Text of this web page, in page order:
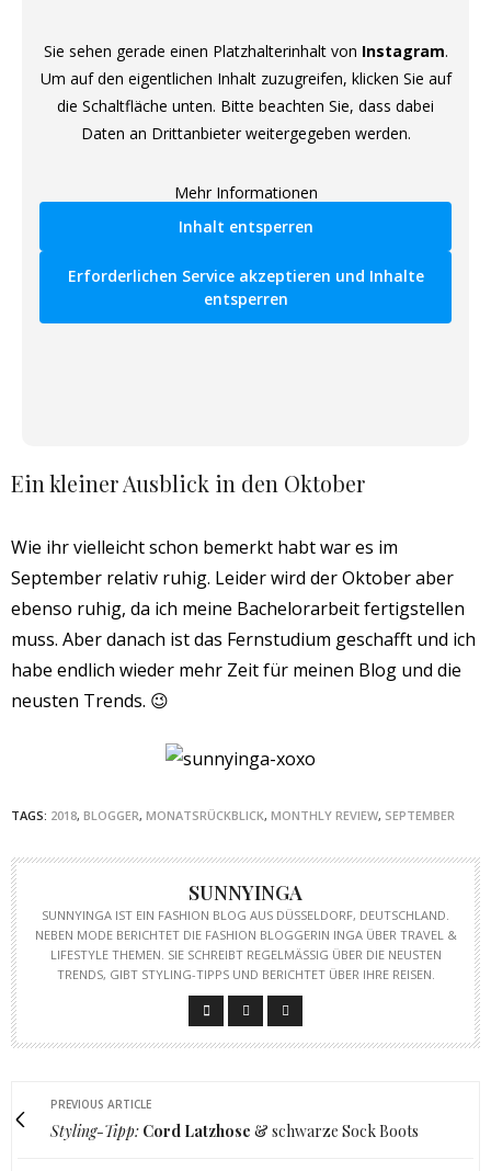
Sie sehen gerade einen Platzhalterinhalt von Instagram.
Um auf den eigentlichen Inhalt zuzugreifen, klicken Sie auf
die Schaltfläche unten. Bitte beachten Sie, dass dabei
Daten an Drittanbieter weitergegeben werden.
Mehr Informationen
Inhalt entsperren
Erforderlichen Service akzeptieren und Inhalte
entsperren
Ein kleiner Ausblick in den Oktober
Wie ihr vielleicht schon bemerkt habt war es im
September relativ ruhig. Leider wird der Oktober aber
ebenso ruhig, da ich meine Bachelorarbeit fertigstellen
muss. Aber danach ist das Fernstudium geschafft und ich
habe endlich wieder mehr Zeit für meinen Blog und die
neusten Trends. 😉
TAGS: 2018, BLOGGER, MONATSRÜCKBLICK, MONTHLY REVIEW, SEPTEMBER
SUNNYINGA
SUNNYINGA IST EIN FASHION BLOG AUS DÜSSELDORF, DEUTSCHLAND.
NEBEN MODE BERICHTET DIE FASHION BLOGGERIN INGA ÜBER TRAVEL &
LIFESTYLE THEMEN. SIE SCHREIBT REGELMÄSSIG ÜBER DIE NEUSTEN T
RENDS, GIBT STYLING-TIPPS UND BERICHTET ÜBER IHRE REISEN.
PREVIOUS ARTICLE
Styling-Tipp: Cord Latzhose & schwarze Sock Boots